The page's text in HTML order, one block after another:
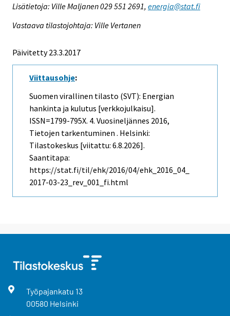
Lisätietoja: Ville Maljanen 029 551 2691, energia@stat.fi
Vastaava tilastojohtaja: Ville Vertanen
Päivitetty 23.3.2017
Viittausohje:
Suomen virallinen tilasto (SVT): Energian
hankinta ja kulutus [verkkojulkaisu].
ISSN=1799-795X. 4. Vuosineljännes 2016,
Tietojen tarkentuminen . Helsinki:
Tilastokeskus [viitattu: 6.8.2026].
Saantitapa:
https://stat.fi/til/ehk/2016/04/ehk_2016_04_
2017-03-23_rev_001_fi.html
Työpajankatu 13
00580 Helsinki